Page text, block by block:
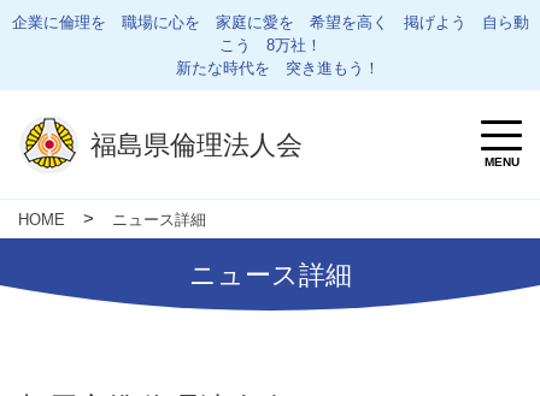
企業に倫理を 職場に心を 家庭に愛を 希望を高く 掲げよう 自ら動
こう 8万社！
新たな時代を 突き進もう！
福島県倫理法人会
MENU
HOME > ニュース詳細
ニュース詳細